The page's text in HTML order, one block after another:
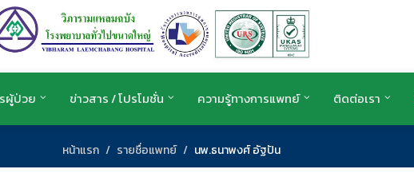
ผู้ป่วย ข่าวสาร / โปรโมชั่น ความรู้ทางการแพทย์ ติดต่อเรา
หน้าแรก รายชื่อแพทย์ นพ.ธนาพงศ์ อัฐปัน